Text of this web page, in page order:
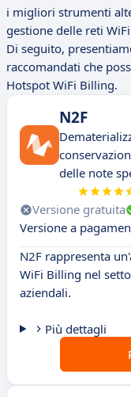
i migliori strumenti
gestione delle reti
Di seguito,
raccomandati che
Hotspot WiFi Billing.
N2F
delle note
Versione gratuita
Versione a
N2F rappresenta
WiFi Billing nel
aziendali.
Più dettagli